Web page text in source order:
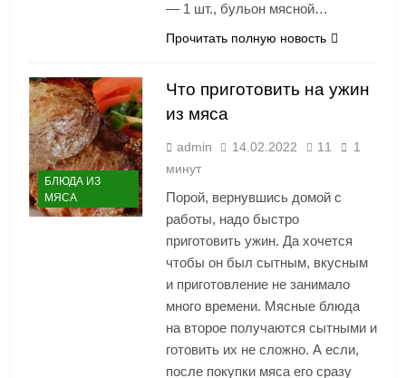
— 1 шт., бульон мясной…
Прочитать полную новость
БЛЮДА ИЗ
МЯСА
Что приготовить на ужин
из мяса
admin 14.02.2022 11
1
минут
Порой, вернувшись домой с
работы, надо быстро
приготовить ужин. Да хочется
чтобы он был сытным, вкусным
и приготовление не занимало
много времени. Мясные блюда
на второе получаются сытными и
готовить их не сложно. А если,
после покупки мяса его сразу